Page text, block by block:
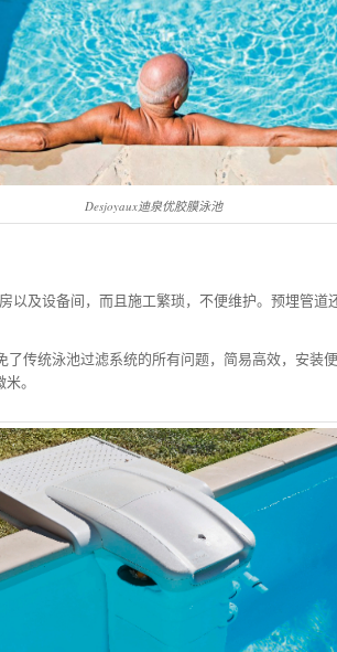
Desjoyaux迪泉优胶膜泳池
以及设备间，而且施工繁琐，不便维护。预埋管
传统泳池过滤系统的所有问题，简易高效，安装
。